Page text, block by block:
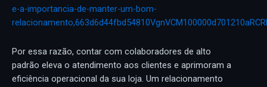
e-a-importancia-de-manter-um-bom-
Por essa razão, contar com colaboradores de alto
padrão eleva o atendimento aos clientes e aprimoram a
eficiência operacional da sua loja. Um relacionamento